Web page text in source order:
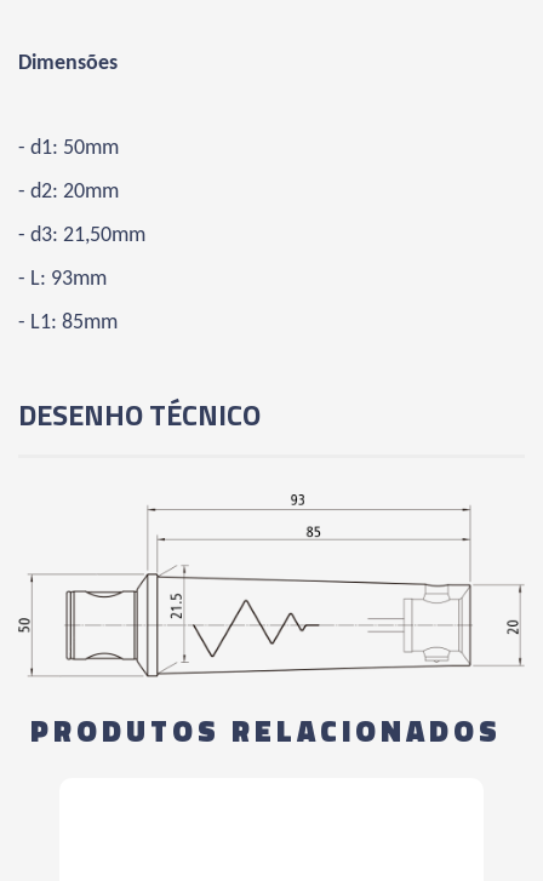
Dimensões
- d1: 50mm
- d2: 20mm
- d3: 21,50mm
- L: 93mm
- L1: 85mm
DESENHO TÉCNICO
PRODUTOS RELACIONADOS